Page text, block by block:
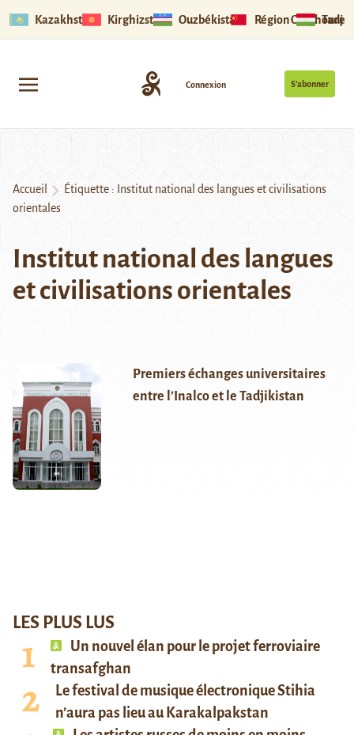
Kazakhstan Kirghizstan Ouzbékistan Région Ouïghoure
S’abonner
Connexion
Accueil Étiquette : Institut national des langues et civilisations
orientales
Institut national des langues
et civilisations orientales
Premiers échanges universitaires
entre l’Inalco et le Tadjikistan
LES PLUS LUS
Un nouvel élan pour le projet ferroviaire
transafghan
Le festival de musique électronique Stihia
n’aura pas lieu au Karakalpakstan